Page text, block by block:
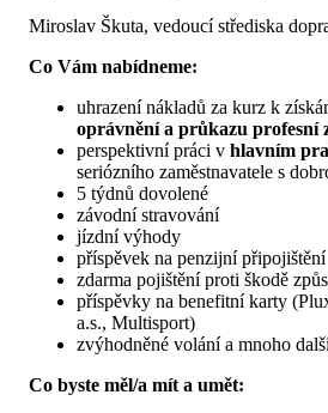
Miroslav Škuta, vedoucí střediska
Co Vám nabídneme:
uhrazení nákladů za kurz k
oprávnění a průkazu profesní
perspektivní práci v hlavním
seriózního zaměstnavatele s
5 týdnů dovolené
závodní stravování
jízdní výhody
příspěvek na penzijní připojištění
zdarma pojištění proti škodě
příspěvky na benefitní karty
a.s., Multisport)
zvýhodněné volání a mnoho
Co byste měl/a mít a umět: